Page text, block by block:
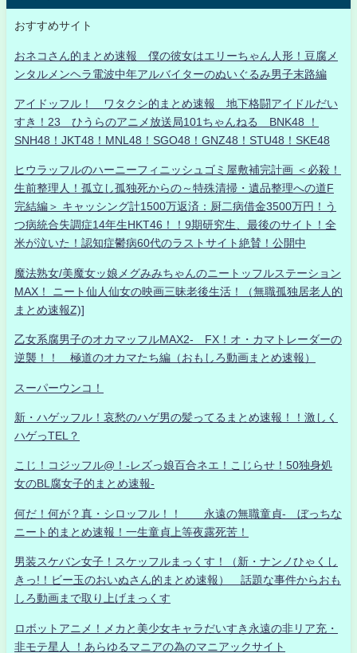
おすすめサイト
おネコさん的まとめ速報 僕の彼女はエリーちゃん人形！豆腐メ
ンタルメンヘラ電波中年アルバイターのぬいぐるみ男子末路編
アイドッフル！ ワタクシ的まとめ速報 地下格闘アイドルだい
すき！23 ひうらのアニメ放送局101ちゃんねる BNK48 ！
SNH48！JKT48！MNL48！SGO48！GNZ48！STU48！SKE48
ヒウラッフルのハーニーフィニッシュゴミ屋敷補完計画 ＜必殺！
生前整理人！孤立し孤独死からの～特殊清掃・遺品整理への道F
完結編＞ キャッシング計1500万返済：厨二病借金3500万円！う
つ病統合失調症14年生HKT46！！9期研究生、最後のサイト！全
米が泣いた！認知症鬱病60代のラストサイト絶賛！公開中
魔法熟女/美魔女ッ娘メグみみちゃんのニートッフルステーション
MAX！ ニート仙人仙女の映画三昧老後生活！（無職孤独居老人的
まとめ速報Z)]
乙女系腐男子のオカマッフルMAX2- FX！オ・カマトレーダーの
逆襲！！ 極道のオカマたち編（おもしろ動画まとめ速報）
スーパーウンコ！
新・ハゲッフル！哀愁のハゲ男の髪ってるまとめ速報！！激しく
ハゲっTEL？
こじ！コジッフル@！-レズっ娘百合ネエ！こじらせ！50独身処
女のBL腐女子的まとめ速報-
何だ！何が？真・シロッフル！！ 永遠の無職童貞- ぼっちな
ニート的まとめ速報！一生童貞上等夜露死苦！
男装スケバン女子！スケッフルまっくす！（新・ナンノひゃくし
きっ!！ビー玉のおいぬさん的まとめ速報） 話題な事件からおも
しろ動画まで取り上げまっくす
ロボットアニメ！メカと美少女キャラだいすき永遠の非リア充・
非モテ星人 ！あらゆるマニアの為のマニアックサイト